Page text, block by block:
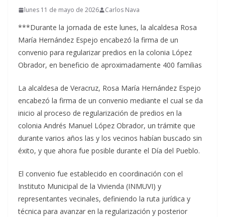
lunes 11 de mayo de 2026 Carlos Nava
***Durante la jornada de este lunes, la alcaldesa Rosa
María Hernández Espejo encabezó la firma de un
convenio para regularizar predios en la colonia López
Obrador, en beneficio de aproximadamente 400 familias
La alcaldesa de Veracruz, Rosa María Hernández Espejo
encabezó la firma de un convenio mediante el cual se da
inicio al proceso de regularización de predios en la
colonia Andrés Manuel López Obrador, un trámite que
durante varios años las y los vecinos habían buscado sin
éxito, y que ahora fue posible durante el Día del Pueblo.
El convenio fue establecido en coordinación con el
Instituto Municipal de la Vivienda (INMUVI) y
representantes vecinales, definiendo la ruta jurídica y
técnica para avanzar en la regularización y posterior